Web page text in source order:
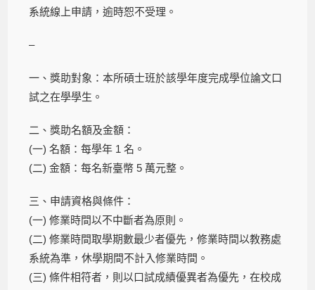
系統線上申請，逾時恕不受理。
–
一、獎助對象：本所碩士班於該學年度完成學位論文口
試之在學學生。
二、獎助名額及金額：
(一) 名額：每學年 1 名。
(二) 金額：每名新臺幣 5 萬元整。
三、申請資格與條件：
(一) 修業時間以不中斷者為原則。
(二) 修業時間取學期數最少者優先，修業時間以教務處
系統為準，休學期間不計入修業時間。
(三) 條件相符者，則以口試成績優異者為優先，在校成